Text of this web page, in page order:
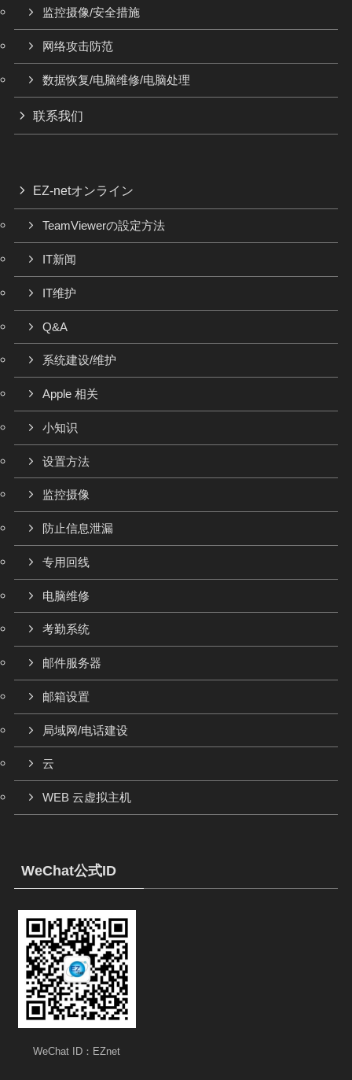
监控摄像/安全措施
网络攻击防范
数据恢复/电脑维修/电脑处理
联系我们
EZ-netオンライン
TeamViewerの設定方法
IT新闻
IT维护
Q&A
系统建设/维护
Apple 相关
小知识
设置方法
监控摄像
防止信息泄漏
专用回线
电脑维修
考勤系统
邮件服务器
邮箱设置
局域网/电话建设
云
WEB 云虚拟主机
WeChat公式ID
WeChat ID：EZnet